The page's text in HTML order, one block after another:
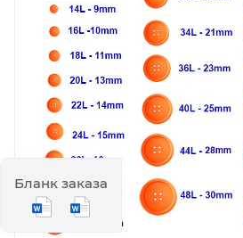
Бланк заказа